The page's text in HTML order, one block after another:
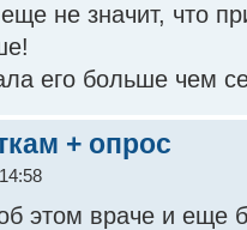
не значит, что
его больше чем
+ опрос
этом враче и еще